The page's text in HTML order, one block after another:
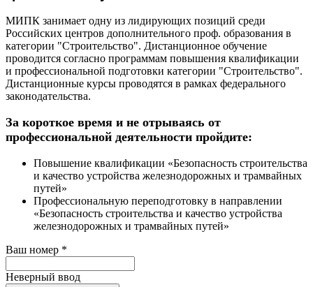
МИПК занимает одну из лидирующих позиций среди
Российских центров дополнительного проф. образования в
категории "Строительство". Дистанционное обучение
проводится согласно программам повышения квалификации
и профессиональной подготовки категории "Строительство".
Дистанционные курсы проводятся в рамках федерального
законодательства.
За короткое время и не отрываясь от
профессиональной деятельности пройдите:
Повышение квалификации «Безопасность строительства
и качество устройства железнодорожных и трамвайных
путей»
Профессиональную переподготовку в направлении
«Безопасность строительства и качество устройства
железнодорожных и трамвайных путей»
Ваш номер *
Неверный ввод